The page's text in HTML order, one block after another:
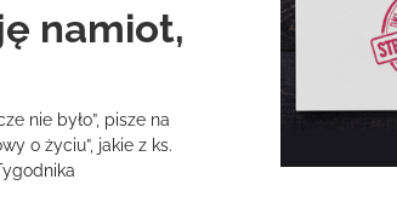
namiot,
nie było”, pisze na
o życiu”, jakie z ks.